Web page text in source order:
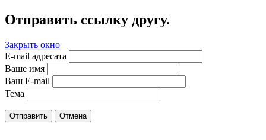
Отправить ссылку другу.
Закрыть окно
E-mail адресата
Ваше имя
Ваш E-mail
Тема
Отправить Отмена